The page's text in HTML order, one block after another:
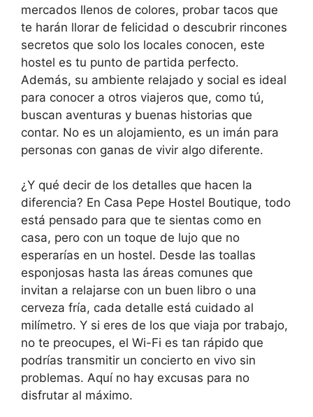
mercados llenos de colores, probar tacos que
te harán llorar de felicidad o descubrir rincones
secretos que solo los locales conocen, este
hostel es tu punto de partida perfecto.
Además, su ambiente relajado y social es ideal
para conocer a otros viajeros que, como tú,
buscan aventuras y buenas historias que
contar. No es un alojamiento, es un imán para
personas con ganas de vivir algo diferente.
¿Y qué decir de los detalles que hacen la
diferencia? En Casa Pepe Hostel Boutique, todo
está pensado para que te sientas como en
casa, pero con un toque de lujo que no
esperarías en un hostel. Desde las toallas
esponjosas hasta las áreas comunes que
invitan a relajarse con un buen libro o una
cerveza fría, cada detalle está cuidado al
milímetro. Y si eres de los que viaja por trabajo,
no te preocupes, el Wi-Fi es tan rápido que
podrías transmitir un concierto en vivo sin
problemas. Aquí no hay excusas para no
disfrutar al máximo.